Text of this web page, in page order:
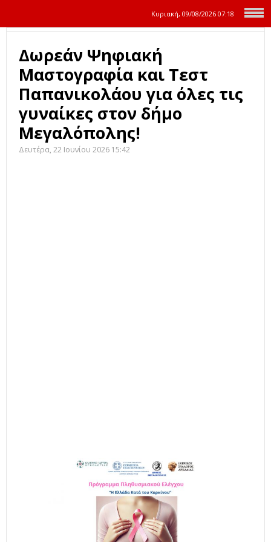
Κυριακή, 09/08/2026 07:18
Δωρεάν Ψηφιακή
Μαστογραφία και Τεστ
Παπανικολάου για όλες τις
γυναίκες στον δήμο
Μεγαλόπολης!
Δευτέρα, 22 Ιουνίου 2026 15:42